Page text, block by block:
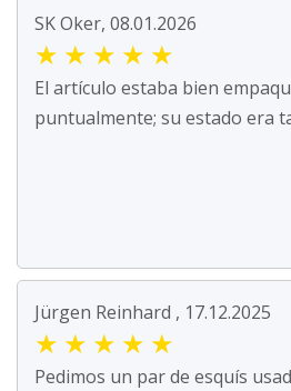
SK Oker, 08.01.2026
★ ★ ★ ★ ★
El artículo estaba bien
puntualmente; su estado era
Jürgen Reinhard , 17.12.2025
★ ★ ★ ★ ★
Pedimos un par de esquís